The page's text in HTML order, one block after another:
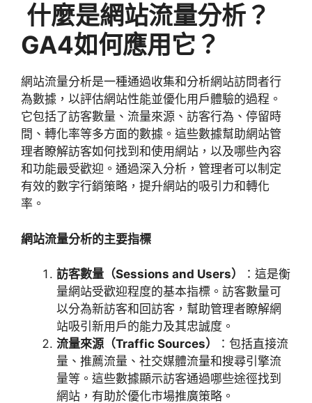
什麼是網站流量分析？
GA4如何應用它？
網站流量分析是一種通過收集和分析網站訪問者行
為數據，以評估網站性能並優化用戶體驗的過程。
它包括了訪客數量、流量來源、訪客行為、停留時
間、轉化率等多方面的數據。這些數據幫助網站管
理者瞭解訪客如何找到和使用網站，以及哪些內容
和功能最受歡迎。通過深入分析，管理者可以制定
有效的數字行銷策略，提升網站的吸引力和轉化
率。
網站流量分析的主要指標
訪客數量（Sessions and Users）
：這是衡
量網站受歡迎程度的基本指標。訪客數量可
以分為新訪客和回訪客，幫助管理者瞭解網
站吸引新用戶的能力及其忠誠度。
流量來源（Traffic Sources）
：包括直接流
量、推薦流量、社交媒體流量和搜尋引擎流
量等。這些數據顯示訪客通過哪些途徑找到
網站，有助於優化市場推廣策略。